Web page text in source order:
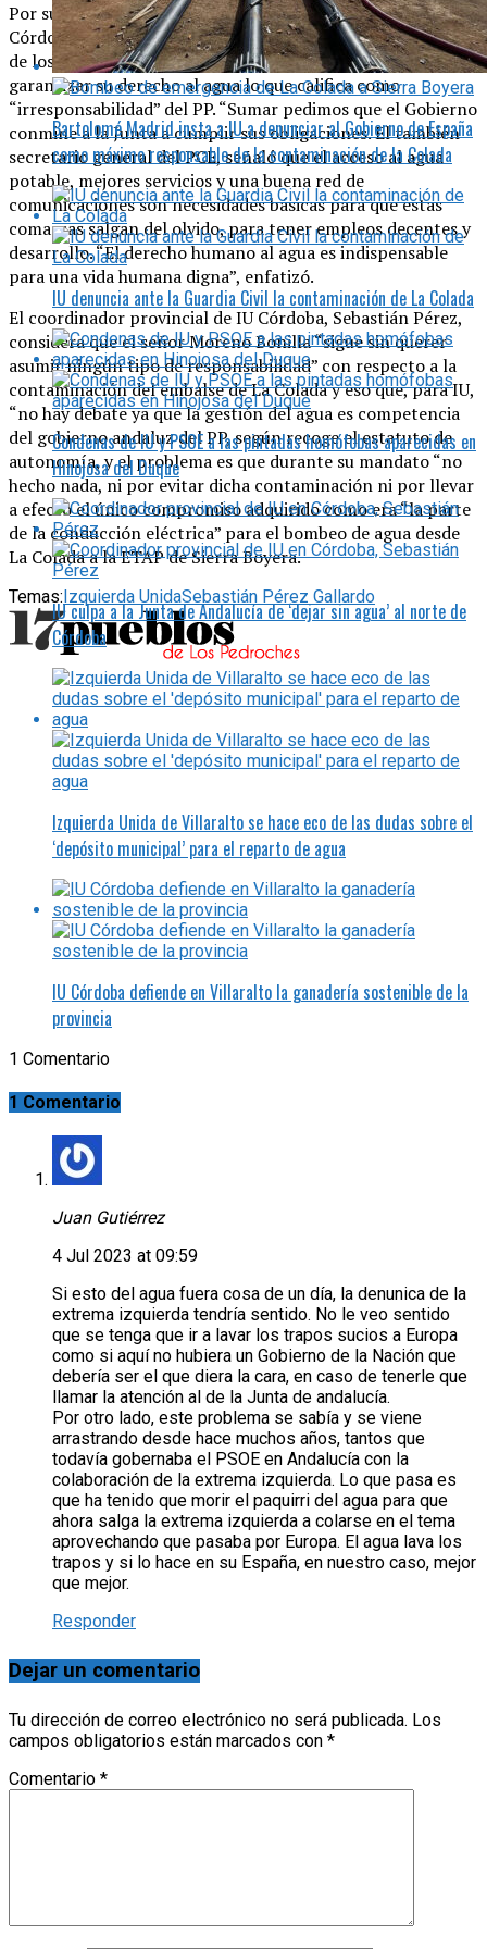
Por su parte, Enrique Santiago, candidato de Sumar por
Córdoba mostró su solidaridad y apoyo a las movilizaciones
de los ayuntamientos y las y los vecinos afectados para
garantizar su derecho al agua lo que califica como
“irresponsabilidad” del PP. “Sumar pedimos que el Gobierno
conmine a la Junta a cumplir sus obligaciones. El también
secretario general del PCE, señaló que el acceso al agua
potable, mejores servicios y una buena red de
comunicaciones son necesidades básicas para que estas
comarcas salgan del olvido, para tener empleos decentes y
desarrollo. “El derecho humano al agua es indispensable
para una vida humana digna”, enfatizó.
El coordinador provincial de IU Córdoba, Sebastián Pérez,
considera que el señor Moreno Bonilla “sigue sin querer
asumir ningún tipo de responsabilidad” con respecto a la
contaminación del embalse de La Colada y eso que, para IU,
“no hay debate ya que la gestión del agua es competencia
del gobierno andaluz del PP, según recoge el estatuto de
autonomía, y el problema es que durante su mandato “no
hecho nada, ni por evitar dicha contaminación ni por llevar
a efecto el único compromiso adquirido como era “la parte
de la conducción eléctrica” para el bombeo de agua desde
La Colada a la ETAP de Sierra Boyera.
Temas: Izquierda UnidaSebastián Pérez Gallardo
Bartolomé Madrid insta a IU a denunciar al Gobierno de España
como máximo responsable de la contaminación de la Colada
IU denuncia ante la Guardia Civil la contaminación de La Colada
Condenas de IU y PSOE a las pintadas homófobas aparecidas en
Hinojosa del Duque
IU culpa a la Junta de Andalucía de ‘dejar sin agua’ al norte de
Córdoba
Izquierda Unida de Villaralto se hace eco de las dudas sobre el
‘depósito municipal’ para el reparto de agua
IU Córdoba defiende en Villaralto la ganadería sostenible de la
provincia
1 Comentario
1 Comentario
Juan Gutiérrez
4 Jul 2023 at 09:59
Si esto del agua fuera cosa de un día, la denunica de la
extrema izquierda tendría sentido. No le veo sentido
que se tenga que ir a lavar los trapos sucios a Europa
como si aquí no hubiera un Gobierno de la Nación que
debería ser el que diera la cara, en caso de tenerle que
llamar la atención al de la Junta de andalucía.
Por otro lado, este problema se sabía y se viene
arrastrando desde hace muchos años, tantos que
todavía gobernaba el PSOE en Andalucía con la
colaboración de la extrema izquierda. Lo que pasa es
que ha tenido que morir el paquirri del agua para que
ahora salga la extrema izquierda a colarse en el tema
aprovechando que pasaba por Europa. El agua lava los
trapos y si lo hace en su España, en nuestro caso, mejor
que mejor.
Responder
Dejar un comentario
Tu dirección de correo electrónico no será publicada. Los
campos obligatorios están marcados con *
Comentario *